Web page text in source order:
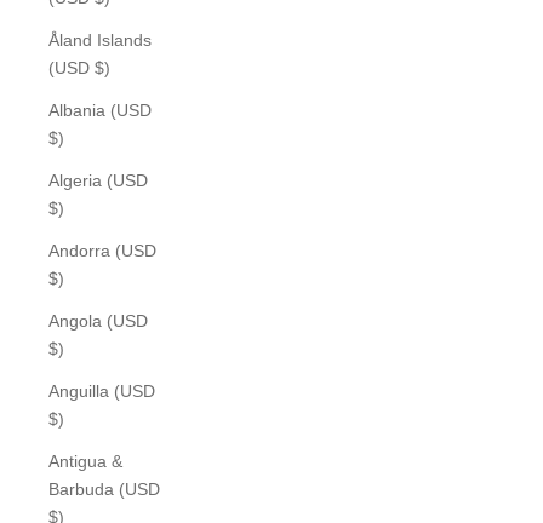
Åland Islands
(USD $)
Albania (USD
$)
Algeria (USD
$)
Andorra (USD
$)
Angola (USD
$)
Anguilla (USD
$)
Antigua &
Barbuda (USD
$)